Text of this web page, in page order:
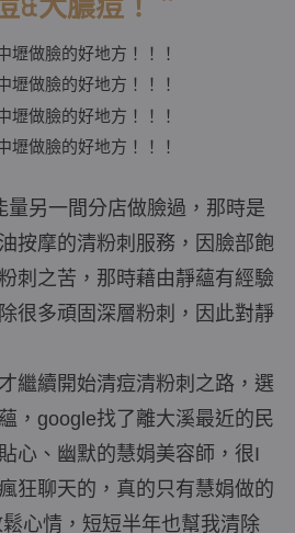
量另一間分店做臉過，那時是
按摩的清粉刺服務，因臉部飽
刺之苦，那時藉由靜蘊有經驗
很多頑固深層粉刺，因此對靜
繼續開始清痘清粉刺之路，選
，google找了離大溪最近的民
心、幽默的慧娟美容師，很I
狂聊天的，真的只有慧娟做的
心情，短短半年也幫我清除